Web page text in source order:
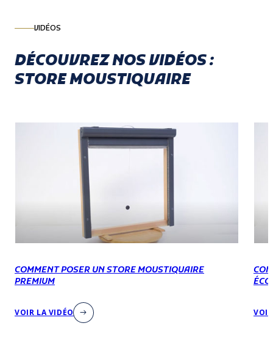
VIDÉOS
DÉCOUVREZ NOS VIDÉOS :
STORE MOUSTIQUAIRE
COMMENT POSER UN STORE MOUSTIQUAIRE
PREMIUM
VOIR LA VIDÉO